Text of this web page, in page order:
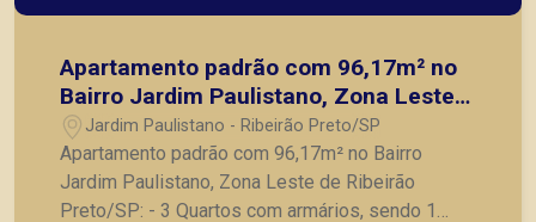
Apartamento padrão com 96,17m² no
Bairro Jardim Paulistano, Zona Leste
de Ribeirão Preto/SP:
Jardim Paulistano - Ribeirão Preto/SP
Apartamento padrão com 96,17m² no Bairro
Jardim Paulistano, Zona Leste de Ribeirão
Preto/SP: - 3 Quartos com armários, sendo 1